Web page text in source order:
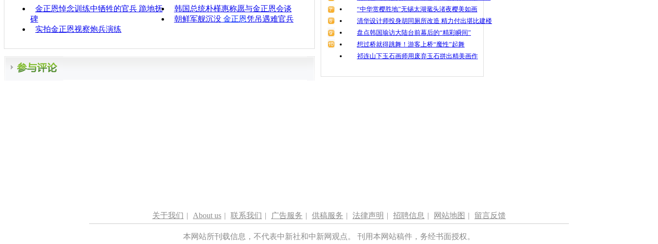
金正恩悼念训练中牺牲的官兵 跪地抚
碑
韩国总统朴槿惠称愿与金正恩会谈
朝鲜军舰沉没金正恩凭吊遇难官兵
实拍金正恩视察炮兵演练
“中华赏樱胜地”无锡太湖鼋头渚夜樱美如画
清华设计师投身胡同厕所改造 精力付出堪比建楼
盘点韩国瑜访大陆台前幕后的“精彩瞬间”
想过桥就得跳舞！游客上桥“魔性”起舞
祁连山下玉石画师用废弃玉石拼出精美画作
关于我们 | About us | 联系我们 | 广告服务 | 供稿服务 | 法律声明 | 招聘信息 | 网站地图 | 留言反馈
本网站所刊载信息，不代表中新社和中新网观点。 刊用本网站稿件，务经书面授权。